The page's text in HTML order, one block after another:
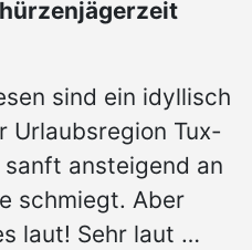
sind ein idyllisch
Urlaubsregion Tux-
ansteigend an
schmiegt. Aber
laut! Sehr laut …